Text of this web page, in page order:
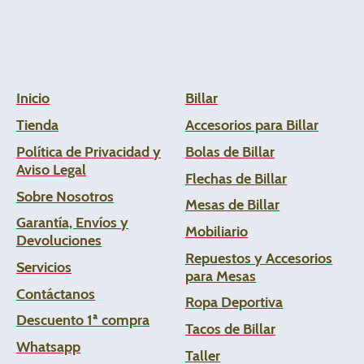
Inicio
Tienda
Política de Privacidad y
Aviso Legal
Sobre Nosotros
Garantía, Envíos y
Devoluciones
Servicios
Contáctanos
Descuento 1ª compra
Whatsapp
Billar
Accesorios para Billar
Bolas de Billar
Flechas de Billar
Mesas de Billar
Mobiliario
Repuestos y Accesorios
para Mesas
Ropa Deportiva
Tacos de Billar
Taller